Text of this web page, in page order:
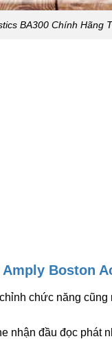
BA300 Chính Hãng
Boston
chức năng
nhận đầu đọc phát